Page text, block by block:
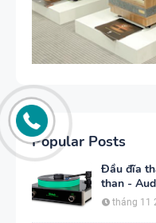
Popular Posts
Đầu đĩa
than -
tháng 11